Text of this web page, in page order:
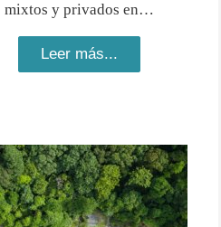
mixtos y privados en…
Leer más...